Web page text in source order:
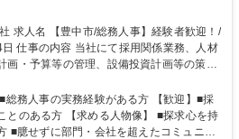
補助あり 食事補助あり
！/
人材
画・予算等の管理、設備投資計画等の策
等、経営の根幹となる幅広い総務人事業
および
■中期経営計画および予算等の管理 ■設備
議の運営 ■その他総務人事業務全般 【入
総務人事の実務経験がある方 【歓迎】■採
物像】 ■探求心を持
■臆せずに部門・会社を超えたコミュニケ